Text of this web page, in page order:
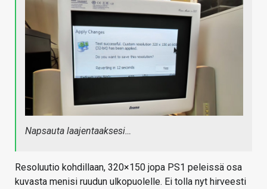
Napsauta laajentaaksesi…
Resoluutio kohdillaan, 320×150 jopa PS1 peleissä osa
kuvasta menisi ruudun ulkopuolelle. Ei tolla nyt hirveesti